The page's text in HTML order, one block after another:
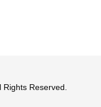
Reserved.